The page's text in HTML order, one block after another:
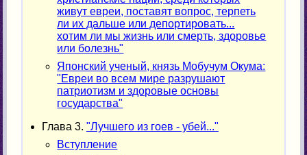
живут евреи, поставят вопрос, терпеть
ли их дальше или депортировать...
хотим ли мы жизнь или смерть, здоровье
или болезнь"
Японский ученый, князь Мобучум Окума:
"Евреи во всем мире разрушают
патриотизм и здоровые основы
государства"
Глава 3. "Лучшего из гоев - убей..."
Вступление